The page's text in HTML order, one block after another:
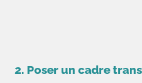
2. Poser un cadre